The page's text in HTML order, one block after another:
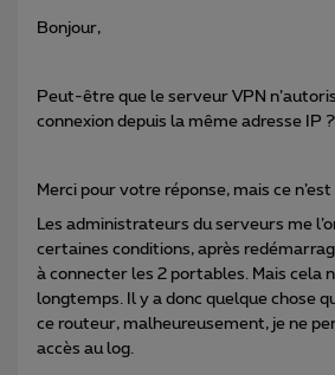
Bonjour,
Peut-être que le serveur VPN
connexion depuis la même adresse IP ?
Merci pour votre réponse, mais ce n’est
Les administrateurs du serveurs me
certaines conditions, après
à connecter les 2 portables. Mais cela
longtemps. Il y a donc quelque chose
ce routeur, malheureusement, je ne
accès au log.